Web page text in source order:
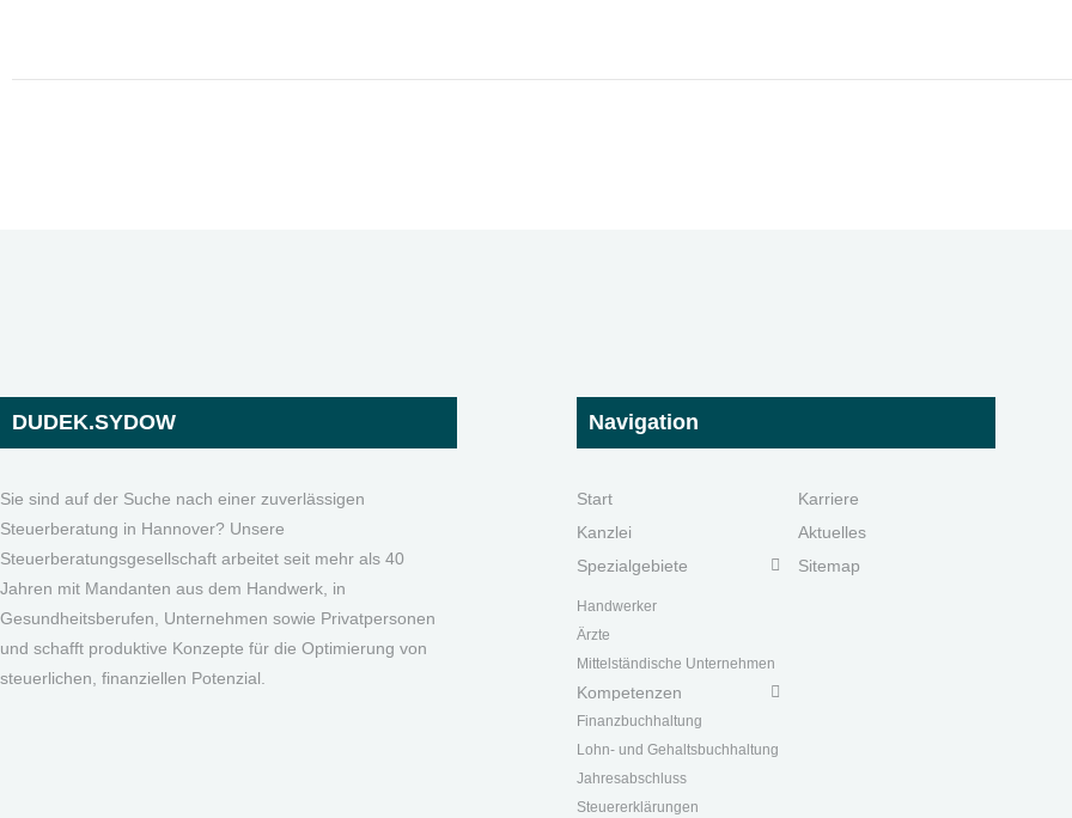
DUDEK.SYDOW
Sie sind auf der Suche nach einer zuverlässigen
Steuerberatung in Hannover? Unsere
Steuerberatungsgesellschaft arbeitet seit mehr als 40
Jahren mit Mandanten aus dem Handwerk, in
Gesundheitsberufen, Unternehmen sowie Privatpersonen
und schafft produktive Konzepte für die Optimierung von
steuerlichen, finanziellen Potenzial.
Navigation
Start
Kanzlei
Spezialgebiete
Handwerker
Ärzte
Mittelständische Unternehmen
Kompetenzen
Finanzbuchhaltung
Lohn- und Gehaltsbuchhaltung
Jahresabschluss
Steuererklärungen
Karriere
Aktuelles
Sitemap